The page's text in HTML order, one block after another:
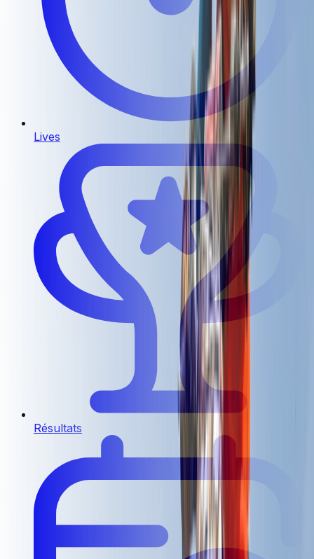
Lives
Résultats